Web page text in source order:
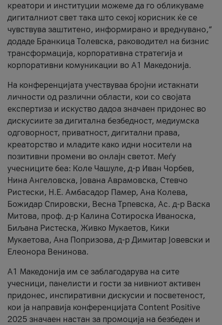
креатори и институции можеме да го обликуваме
дигиталниот свет така што секој корисник ќе се
чувствува заштитено, информирано и вреднувано,“
додаде Бранкица Толевска, раководител на бизнис
трансформација, корпоративна стратегија и
корпоративни комуникации во А1 Македонија.
На конференцијата учествуваа бројни истакнати
личности од различни области, кои со својата
експертиза и искуство дадоа значаен придонес во
дискусиите за дигитална безбедност, медиумска
одговорност, приватност, дигитални права,
креаторство и младите како идни носители на
позитивни промени во онлајн светот. Меѓу
учесниците беа: Коле Чашуле, д-р Иван Чорбев,
Нина Ангеловска, Јована Аврамовска, Стевчо
Ристески, Н.Е. Амбасадор Памер, Ана Колева,
Божидар Спировски, Весна Трпевска, Ас. д-р Васка
Митова, проф. д-р Калина Сотироска Иваноска,
Биљана Ристеска, Живко Мукаетов, Кики
Мукаетова, Ана Попризова, д-р Димитар Јовевски и
Елеонора Венинова.
А1 Македонија им се заблагодарува на сите
учесници, панелисти и гости за нивниот активен
придонес, инспиративни дискусии и посветеност,
кои ја направија конференцијата Content Positive
2025 значаен настан за промоција на безбеден и